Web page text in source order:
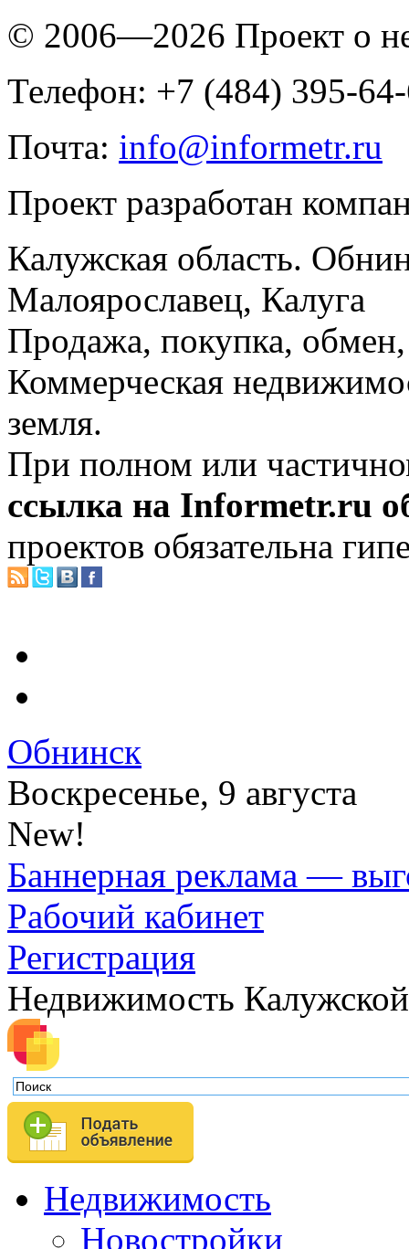
© 2006—2026 Проект о
Телефон: +7 (484) 395-
Почта: info@informetr.ru
Проект разработан
Калужская область.
Малоярославец, Калуга
Продажа, покупка, обмен,
Коммерческая
земля.
При полном или
ссылка на Informetr.ru
проектов обязательна
Обнинск
Воскресенье, 9 августа
New!
Баннерная реклама —
Рабочий кабинет
Регистрация
Недвижимость
Недвижимость
Новостройки